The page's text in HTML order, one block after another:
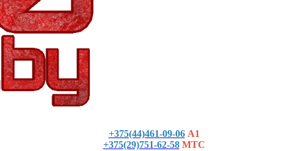
+375(44)461-09-06 А1
+375(29)751-62-58 МТС